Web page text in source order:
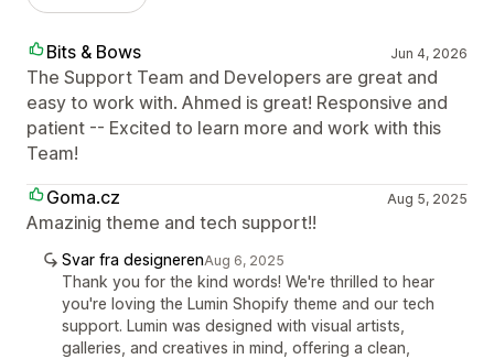
Bits & Bows Jun 4, 2026
The Support Team and Developers are great and
easy to work with. Ahmed is great! Responsive and
patient -- Excited to learn more and work with this
Team!
Goma.cz
Aug 5, 2025
Amazinig theme and tech support!!
Svar fra designerenAug 6, 2025
Thank you for the kind words! We're thrilled to hear
you're loving the Lumin Shopify theme and our tech
support. Lumin was designed with visual artists,
galleries, and creatives in mind, offering a clean,